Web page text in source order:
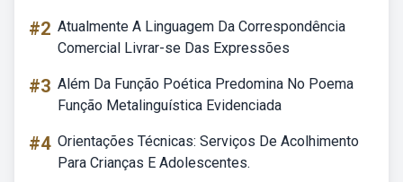
#2 Atualmente A Linguagem Da Correspondência
Comercial Livrar-se Das Expressões
#3 Além Da Função Poética Predomina No Poema
Função Metalinguística Evidenciada
#4 Orientações Técnicas: Serviços De Acolhimento
Para Crianças E Adolescentes.